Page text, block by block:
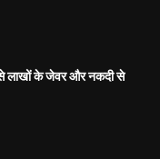
से लाखों के जेवर और नकदी से